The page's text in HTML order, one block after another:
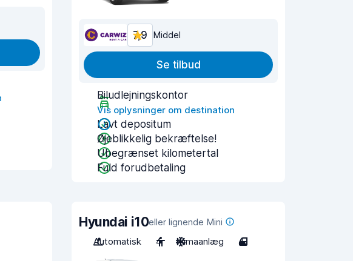
7,9 Middel
Se tilbud
Biludlejningskontor
Vis oplysninger om destination
Lavt depositum
Øjeblikkelig bekræftelse!
Ubegrænset kilometertal
Fuld forudbetaling
Hyundai i10eller lignende Mini
Automatisk
4 Klimaanlæg 4